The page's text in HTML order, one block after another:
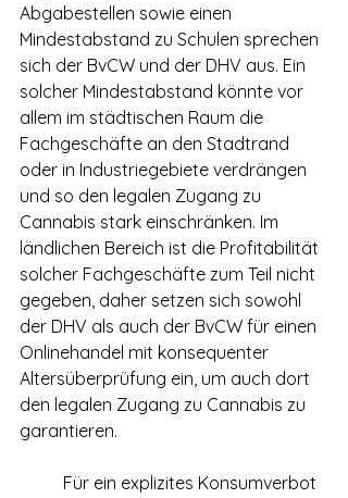
Abgabestellen sowie einen
Mindestabstand zu Schulen sprechen
sich der BvCW und der DHV aus. Ein
solcher Mindestabstand könnte vor
allem im städtischen Raum die
Fachgeschäfte an den Stadtrand
oder in Industriegebiete verdrängen
und so den legalen Zugang zu
Cannabis stark einschränken. Im
ländlichen Bereich ist die Profitabilität
solcher Fachgeschäfte zum Teil nicht
gegeben, daher setzen sich sowohl
der DHV als auch der BvCW für einen
Onlinehandel mit konsequenter
Altersüberprüfung ein, um auch dort
den legalen Zugang zu Cannabis zu
garantieren.